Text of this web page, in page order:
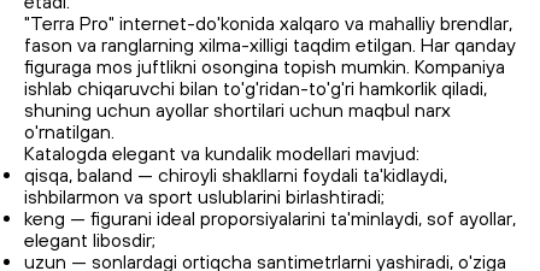
"Terra Pro" internet-do'konida xalqaro va mahalliy brendlar,
fason va ranglarning xilma-xilligi taqdim etilgan. Har qanday
figuraga mos juftlikni osongina topish mumkin. Kompaniya
ishlab chiqaruvchi bilan to'g'ridan-to'g'ri hamkorlik qiladi,
shuning uchun ayollar shortilari uchun maqbul narx
o'rnatilgan.
Katalogda elegant va kundalik modellari mavjud:
qisqa, baland — chiroyli shakllarni foydali ta'kidlaydi,
ishbilarmon va sport uslublarini birlashtiradi;
keng — figurani ideal proporsiyalarini ta'minlaydi, sof ayollar,
elegant libosdir;
uzun — sonlardagi ortiqcha santimetrlarni yashiradi, o'ziga